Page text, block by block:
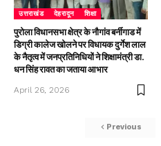
उत्तराखंड देहरादून शिक्षा
पुरोला विधानसभा क्षेत्र के नौगांव बर्नीगाड में
डिग्री कालेज खोलने पर विधायक दुर्गेश लाल
के नैतृत्व में जनप्रतिनिधियों ने शिक्षामंत्री डा.
धन सिंह रावत का जताया आभार
April 26, 2026
Previous